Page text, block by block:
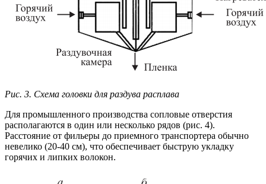
Рис. 3. Схема головки для раздува расплава
Для промышленного производства сопловые отверстия
располагаются в один или несколько рядов (рис. 4).
Расстояние от фильеры до приемного транспортера обычно
невелико (20-40 см), что обеспечивает быструю укладку
горячих и липких волокон.